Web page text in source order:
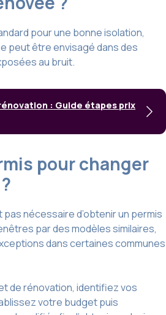
pour une bonne isolation,
peut être envisagé dans des
au bruit.
: Guide étapes prix
pour changer
pas nécessaire d’obtenir un permis
par des modèles similaires,
dans certaines communes
de rénovation, identifiez vos
votre budget puis